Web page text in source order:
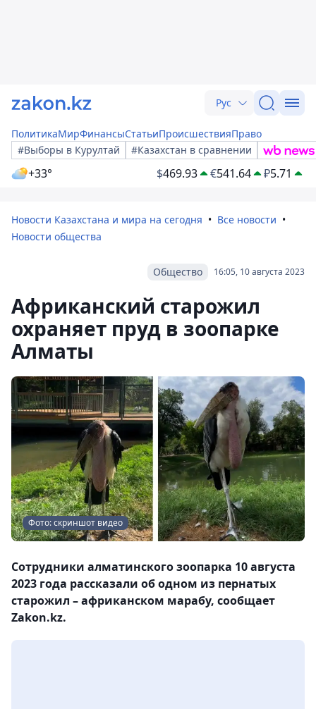
Рус
ПолитикаМирФинансыСтатьиПроисшествияПраво
#Выборы в Курултай
#Казахстан в сравнении
+33° $469.93 €541.64 ₽5.71
Новости Казахстана и мира на сегодня
Все новости
Новости общества
16:05, 10 августа 2023
Общество
Африканский старожил
охраняет пруд в зоопарке
Алматы
Фото: скриншот видео
Сотрудники алматинского зоопарка 10 августа
2023 года рассказали об одном из пернатых
старожил – африканском марабу, сообщает
Zakon.kz.